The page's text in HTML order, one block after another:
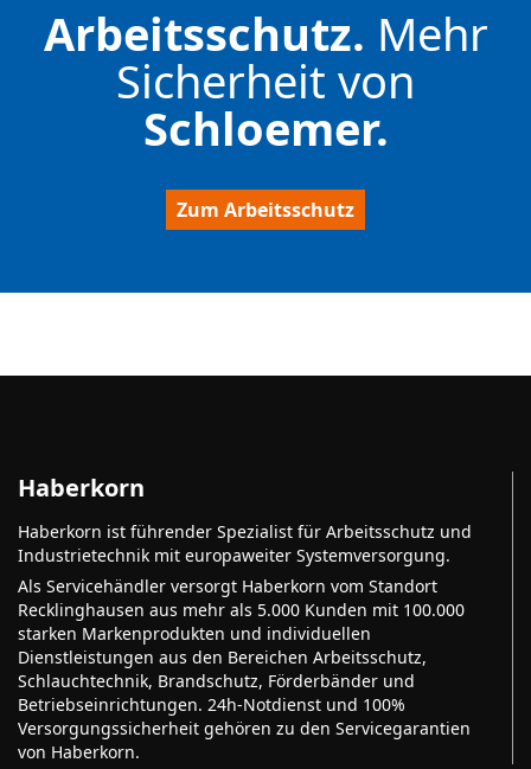
Arbeitsschutz. Mehr
Sicherheit von
Schloemer.
Zum Arbeitsschutz
Haberkorn
Haberkorn ist führender Spezialist für Arbeitsschutz und
Industrietechnik mit europaweiter Systemversorgung.
Als Servicehändler versorgt Haberkorn vom Standort
Recklinghausen aus mehr als 5.000 Kunden mit 100.000
starken Markenprodukten und individuellen
Dienstleistungen aus den Bereichen Arbeitsschutz,
Schlauchtechnik, Brandschutz, Förderbänder und
Betriebseinrichtungen. 24h-Notdienst und 100%
Versorgungssicherheit gehören zu den Servicegarantien
von Haberkorn.